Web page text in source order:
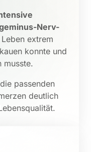
Nerv-
extrem
konnte und
musste.
passenden
deutlich